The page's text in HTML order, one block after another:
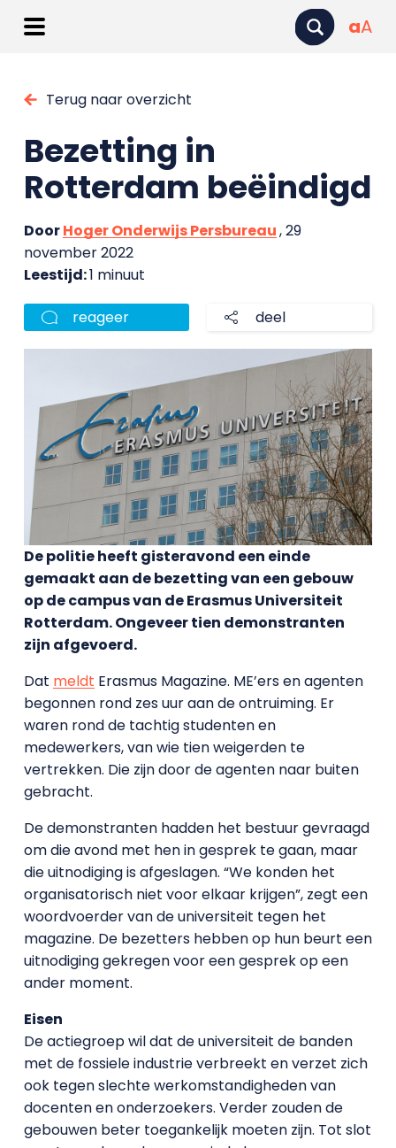
aA
Terug naar overzicht
Bezetting in
Rotterdam beëindigd
DoorHoger Onderwijs Persbureau, 29
november 2022
Leestijd:1 minuut
reageer deel
De politie heeft gisteravond een einde
gemaakt aan de bezetting van een gebouw
op de campus van de Erasmus Universiteit
Rotterdam. Ongeveer tien demonstranten
zijn afgevoerd.
Dat meldt Erasmus Magazine. ME’ers en agenten
begonnen rond zes uur aan de ontruiming. Er
waren rond de tachtig studenten en
medewerkers, van wie tien weigerden te
vertrekken. Die zijn door de agenten naar buiten
gebracht.
De demonstranten hadden het bestuur gevraagd
om die avond met hen in gesprek te gaan, maar
die uitnodiging is afgeslagen. “We konden het
organisatorisch niet voor elkaar krijgen”, zegt een
woordvoerder van de universiteit tegen het
magazine. De bezetters hebben op hun beurt een
uitnodiging gekregen voor een gesprek op een
ander moment.
Eisen
De actiegroep wil dat de universiteit de banden
met de fossiele industrie verbreekt en verzet zich
ook tegen slechte werkomstandigheden van
docenten en onderzoekers. Verder zouden de
gebouwen beter toegankelijk moeten zijn. Tot slot